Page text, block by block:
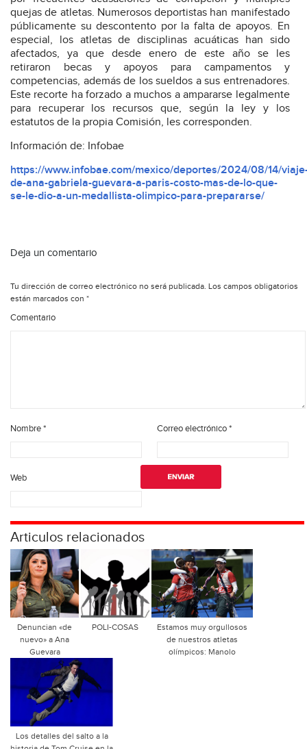
quejas de atletas. Numerosos deportistas han manifestado
públicamente su descontento por la falta de apoyos. En
especial, los atletas de disciplinas acuáticas han sido
afectados, ya que desde enero de este año se les
retiraron becas y apoyos para campamentos y
competencias, además de los sueldos a sus entrenadores.
Este recorte ha forzado a muchos a ampararse legalmente
para recuperar los recursos que, según la ley y los
estatutos de la propia Comisión, les corresponden.
Información de: Infobae
https://www.infobae.com/mexico/deportes/2024/08/14/
de-ana-gabriela-guevara-a-paris-costo-mas-de-lo-que-
se-le-dio-a-un-medallista-olimpico-para-prepararse/
Deja un comentario
Tu dirección de correo electrónico no será publicada. Los campos obligatorios
están marcados con *
Comentario
Nombre* Correo electrónico*
Web
Articulos relacionados
Denuncian «de
nuevo» a Ana
Guevara
POLI-COSAS
Estamos muy orgullosos
de nuestros atletas
olímpicos: Manolo
Los detalles del salto a la